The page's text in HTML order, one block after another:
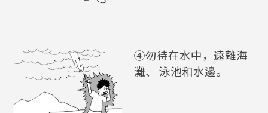
④勿待在水中，遠離海
灘、 泳池和水邊。